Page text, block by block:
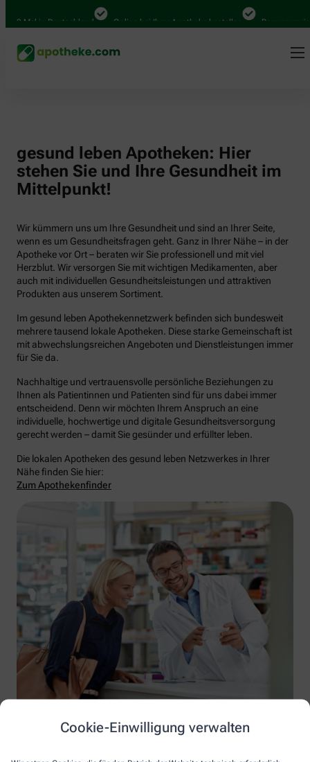
Cookie-Einwilligung verwalten
Mal in Deutschland Online bei Ihrer Apotheke bestellen Bequem
gesund leben Apotheken: Hier
stehen Sie und Ihre Gesundheit im
Mittelpunkt!
Wir kümmern uns um Ihre Gesundheit und sind an Ihrer Seite,
wenn es um Gesundheitsfragen geht. Ganz in Ihrer Nähe – in der
Apotheke vor Ort – beraten wir Sie professionell und mit viel
Herzblut. Wir versorgen Sie mit wichtigen Medikamenten, aber
auch mit individuellen Gesundheitsleistungen und attraktiven
Produkten aus unserem Sortiment.
Im gesund leben Apothekennetzwerk befinden sich bundesweit
mehrere tausend lokale Apotheken. Diese starke Gemeinschaft ist
mit abwechslungsreichen Angeboten und Dienstleistungen immer
für Sie da.
Nachhaltige und vertrauensvolle persönliche Beziehungen zu
Ihnen als Patientinnen und Patienten sind für uns dabei immer
entscheidend. Denn wir möchten Ihrem Anspruch an eine
individuelle, hochwertige und digitale Gesundheitsversorgung
gerecht werden – damit Sie gesünder und erfüllter leben.
Die lokalen Apotheken des gesund leben Netzwerkes in Ihrer
Nähe finden Sie hier:
Zum Apothekenfinder